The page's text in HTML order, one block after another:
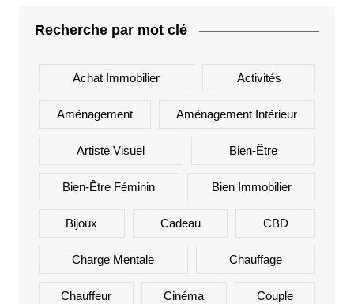
Recherche par mot clé
Achat Immobilier Activités
Aménagement Aménagement Intérieur
Artiste Visuel Bien-Être
Bien-Être Féminin Bien Immobilier
Bijoux Cadeau CBD
Charge Mentale Chauffage
Chauffeur Cinéma Couple